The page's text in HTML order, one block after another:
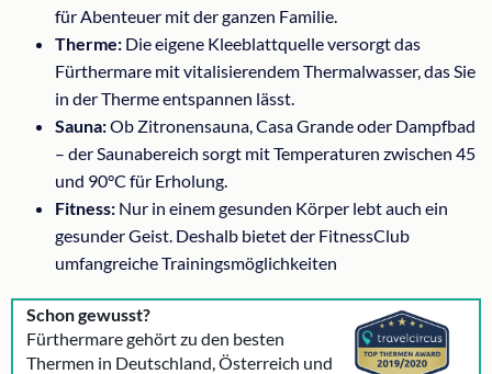
für Abenteuer mit der ganzen Familie.
Therme: Die eigene Kleeblattquelle versorgt das
Fürthermare mit vitalisierendem Thermalwasser, das Sie
in der Therme entspannen lässt.
Sauna:Ob Zitronensauna, Casa Grande oder Dampfbad
– der Saunabereich sorgt mit Temperaturen zwischen 45
und 90°C für Erholung.
Fitness: Nur in einem gesunden Körper lebt auch ein
gesunder Geist. Deshalb bietet der FitnessClub
umfangreiche Trainingsmöglichkeiten
Schon gewusst?
Fürthermare gehört zu den besten
Thermen in Deutschland, Österreich und